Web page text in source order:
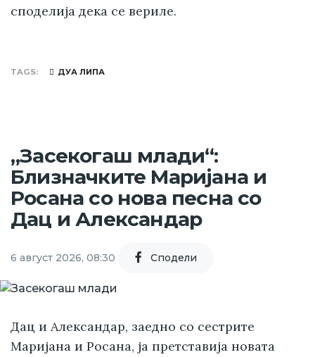
споделија дека се вериле.
TAGS ДУА ЛИПА
„Засекогаш млади“:
Близначките Маријана и
Росана со нова песна со
Дац и Александар
6 август 2026, 08:30 Cподели
Дац и Александар, заедно со сестрите
Маријана и Росана, ја претставија новата